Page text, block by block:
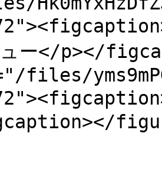
ュー</p></
files/